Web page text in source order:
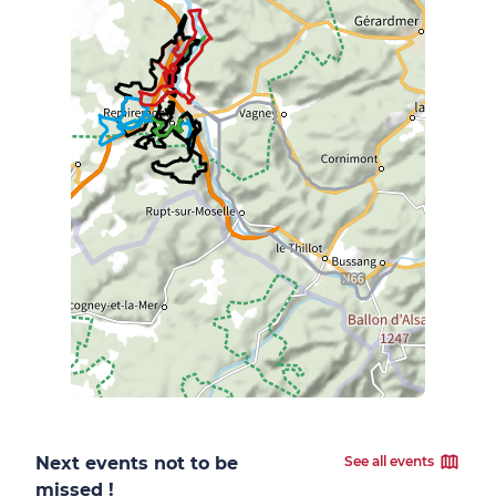
Next events not to be
missed !
See all events